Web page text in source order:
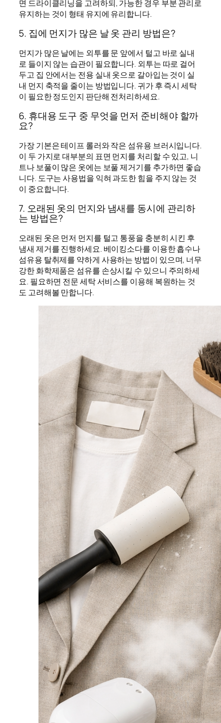
면 드라이클리닝을 고려하되, 가능한 경우 부분 관리로
유지하는 것이 형태 유지에 유리합니다.
5. 집에 먼지가 많은 날 옷 관리 방법은?
먼지가 많은 날에는 외투를 문 앞에서 털고 바로 실내
로 들이지 않는 습관이 필요합니다. 외투는 따로 걸어
두고 집 안에서는 전용 실내 옷으로 갈아입는 것이 실
내 먼지 축적을 줄이는 방법입니다. 귀가 후 즉시 세탁
이 필요한 정도인지 판단해 전처리하세요.
6. 휴대용 도구 중 무엇을 먼저 준비해야 할까
요?
가장 기본은 테이프 롤러와 작은 섬유용 브러시입니다.
이 두 가지로 대부분의 표면 먼지를 처리할 수 있고, 니
트나 보풀이 많은 옷에는 보풀 제거기를 추가하면 좋습
니다. 도구는 사용법을 익혀 과도한 힘을 주지 않는 것
이 중요합니다.
7. 오래된 옷의 먼지와 냄새를 동시에 관리하
는 방법은?
오래된 옷은 먼저 먼지를 털고 통풍을 충분히 시킨 후
냄새 제거를 진행하세요. 베이킹소다를 이용한 흡수나
섬유용 탈취제를 약하게 사용하는 방법이 있으며, 너무
강한 화학제품은 섬유를 손상시킬 수 있으니 주의하세
요. 필요하면 전문 세탁 서비스를 이용해 복원하는 것
도 고려해볼 만합니다.